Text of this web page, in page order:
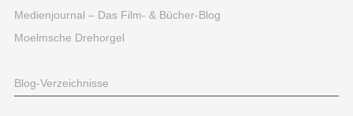
Medienjournal – Das Film- & Bücher-Blog
Moelmsche Drehorgel
Blog-Verzeichnisse